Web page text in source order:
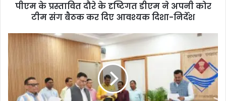
पीएम के प्रस्तावित दौरे के दृष्टिगत डीएम ने अपनी कोर
टीम संग बैठक कर दिए आवश्यक दिशा-निर्देश